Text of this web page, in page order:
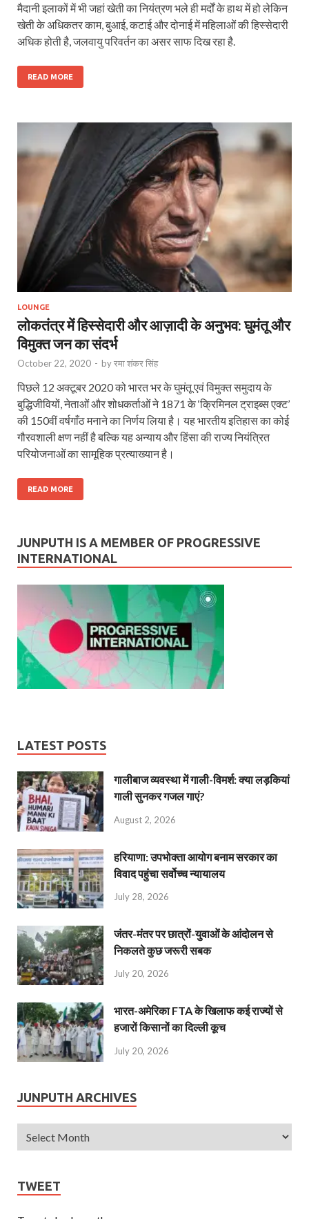
मैदानी इलाकों में भी जहां खेती का नियंत्रण भले ही मर्दों के हाथ में हो लेकिन
खेती के अधिकतर काम, बुआई, कटाई और दोनाई में महिलाओं की हिस्सेदारी
अधिक होती है, जलवायु परिवर्तन का असर साफ दिख रहा है.
READ MORE
LOUNGE
लोकतंत्र में हिस्सेदारी और आज़ादी के अनुभव: घुमंतू और
विमुक्त जन का संदर्भ
October 22, 2020 - byरमा शंकर सिंह
पिछले 12 अक्टूबर 2020 को भारत भर के घुमंतू एवं विमुक्त समुदाय के
बुद्धिजीवियों, नेताओं और शोधकर्ताओं ने 1871 के ‘क्रिमिनल ट्राइब्स एक्ट’
की 150वीं वर्षगाँठ मनाने का निर्णय लिया है। यह भारतीय इतिहास का कोई
गौरवशाली क्षण नहीं है बल्कि यह अन्याय और हिंसा की राज्य नियंत्रित
परियोजनाओं का सामूहिक प्रत्याख्यान है।
READ MORE
JUNPUTH IS A MEMBER OF PROGRESSIVE
INTERNATIONAL
LATEST POSTS
गालीबाज व्‍यवस्‍था में गाली-विमर्श: क्या लड़कियां
गाली सुनकर गजल गाएं?
August 2, 2026
हरियाणा: उपभोक्ता आयोग बनाम सरकार का
विवाद पहुंचा सर्वोच्च न्यायालय
July 28, 2026
जंतर-मंतर पर छात्रों-युवाओं के आंदोलन से
निकलते कुछ जरूरी सबक
July 20, 2026
भारत-अमेरिका FTA के खिलाफ कई राज्यों से
हजारों किसानों का दिल्ली कूच
July 20, 2026
JUNPUTH ARCHIVES
TWEET